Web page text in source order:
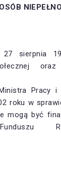
sierpnia
oraz
Pracy i
roku w
mogą być